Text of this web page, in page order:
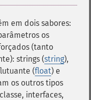
em dois sabores:
os
(tanto
strings (string),
(float) e
os outros tipos
interfaces,